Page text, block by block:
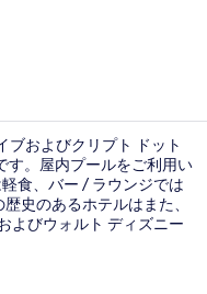
ブおよびクリプト ドット
す。屋内プールをご利用い
食、バー / ラウンジでは
史のあるホテルはまた、
よびウォルト ディズニー
います。この宿泊施設か
す。地下鉄 パーシング